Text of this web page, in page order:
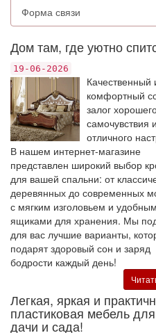
Форма связи
Дом там, где уютно
19-06-2026
Качественный
комфортный
залог
самочувствия и
отличного
В нашем интернет-магазине
представлен широкий выбор
для вашей спальни: от
деревянных до современных
с мягким изголовьем и
ящиками для хранения. Мы
для вас лучшие варианты,
подарят здоровый сон и заряд
бодрости каждый день!
Легкая, яркая и
пластиковая мебель
дачи и сада!